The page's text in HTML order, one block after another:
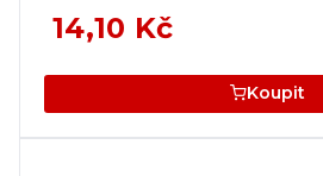
14,10 Kč
Koupit